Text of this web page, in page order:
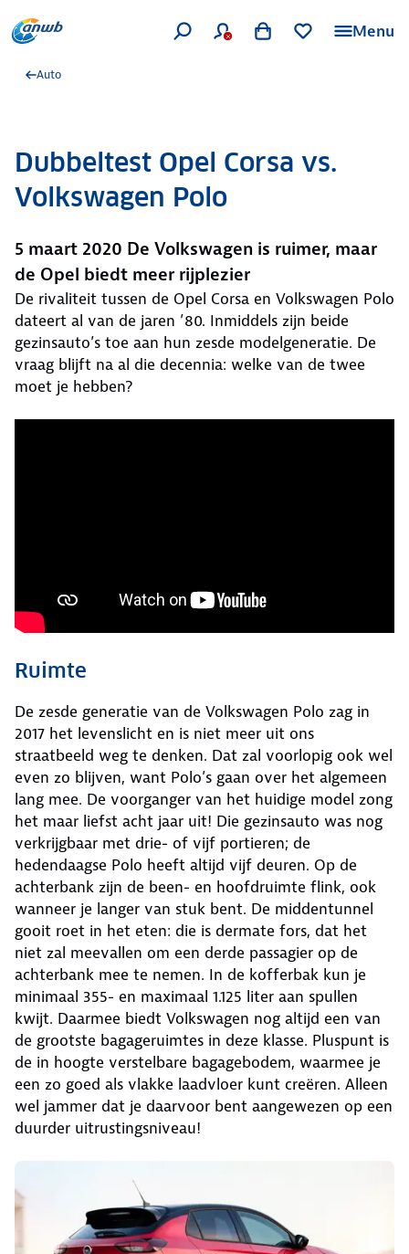
Menu
Auto
Dubbeltest Opel Corsa vs.
Volkswagen Polo
5 maart 2020 De Volkswagen is ruimer, maar
de Opel biedt meer rijplezier
De rivaliteit tussen de Opel Corsa en Volkswagen Polo
dateert al van de jaren ’80. Inmiddels zijn beide
gezinsauto’s toe aan hun zesde modelgeneratie. De
vraag blijft na al die decennia: welke van de twee
moet je hebben?
Ruimte
De zesde generatie van de Volkswagen Polo zag in
2017 het levenslicht en is niet meer uit ons
straatbeeld weg te denken. Dat zal voorlopig ook wel
even zo blijven, want Polo’s gaan over het algemeen
lang mee. De voorganger van het huidige model zong
het maar liefst acht jaar uit! Die gezinsauto was nog
verkrijgbaar met drie- of vijf portieren; de
hedendaagse Polo heeft altijd vijf deuren. Op de
achterbank zijn de been- en hoofdruimte flink, ook
wanneer je langer van stuk bent. De middentunnel
gooit roet in het eten: die is dermate fors, dat het
niet zal meevallen om een derde passagier op de
achterbank mee te nemen. In de kofferbak kun je
minimaal 355- en maximaal 1.125 liter aan spullen
kwijt. Daarmee biedt Volkswagen nog altijd een van
de grootste bagageruimtes in deze klasse. Pluspunt is
de in hoogte verstelbare bagagebodem, waarmee je
een zo goed als vlakke laadvloer kunt creëren. Alleen
wel jammer dat je daarvoor bent aangewezen op een
duurder uitrustingsniveau!